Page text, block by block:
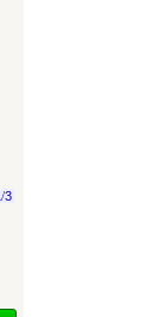
/3